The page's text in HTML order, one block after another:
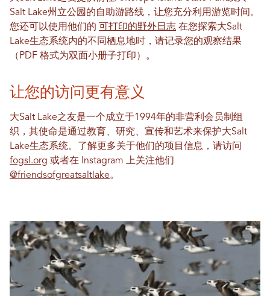
Salt Lake州立公园的自助游路线，让您充分利用游览时间。
您还可以使用他们的 可打印的野外日志 在您探索大Salt
Lake生态系统内的不同栖息地时，请记录您的观察结果
（PDF 格式为双面小册子打印）。
让您的访问更有意义
大Salt Lake之友是一个成立于1994年的非营利会员制组
织，其使命是通过教育、研究、宣传和艺术来保护大Salt
Lake生态系统。了解更多关于他们的项目信息，请访问
fogsl.org 或者在 Instagram 上关注他们
@friendsofgreatsaltlake。